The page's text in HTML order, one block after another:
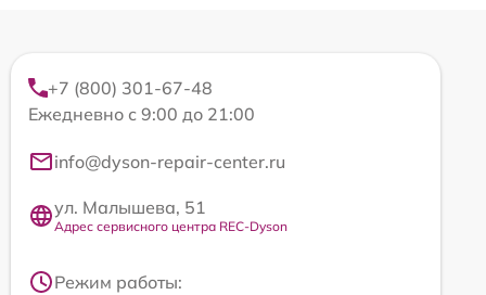
+7 (800) 301-67-48
Ежедневно с 9:00 до 21:00
info@dyson-repair-center.ru
ул. Малышева, 51
Адрес сервисного центра REC-Dyson
Режим работы: